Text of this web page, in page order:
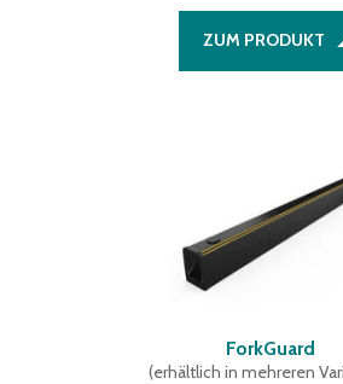
ZUM PRODUKT
ForkGuard
(erhältlich in mehreren